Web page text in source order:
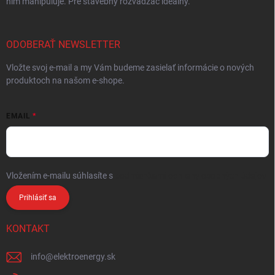
ODOBERAŤ NEWSLETTER
Vložte svoj e-mail a my Vám budeme zasielať informácie o nových
produktoch na našom e-shope.
EMAIL
Vložením e-mailu súhlasíte s
Prihlásiť sa
KONTAKT
info@elektroenergy.sk